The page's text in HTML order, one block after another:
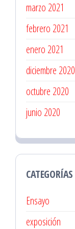
marzo 2021
febrero 2021
enero 2021
diciembre 2020
octubre 2020
junio 2020
CATEGORÍAS
Ensayo
exposición